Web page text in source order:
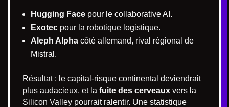
Hugging Face pour le collaborative AI.
Exotec pour la robotique logistique.
Aleph Alpha côté allemand, rival régional de
Mistral.
Résultat : le capital-risque continental deviendrait
plus audacieux, et la fuite des cerveaux vers la
Silicon Valley pourrait ralentir. Une statistique